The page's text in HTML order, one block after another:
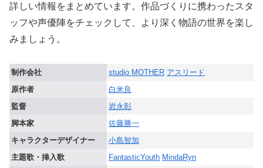
詳しい情報をまとめています。作品づくりに携わったスタ
ッフや声優陣をチェックして、より深く物語の世界を楽し
みましょう。
制作会社 studio MOTHER アスリード
原作者
白米良
監督
岩永彰
脚本家
佐藤勝一
キャラクターデザイナー
小島智加
主題歌・挿入歌
FantasticYouth MindaRyn